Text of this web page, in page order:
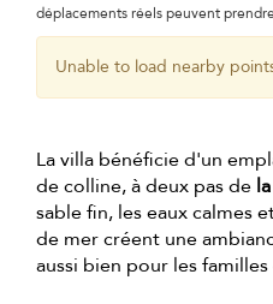
déplacements réels peuvent
Unable to load nearby
La villa bénéficie d'un
de colline, à deux pas de
sable fin, les eaux calmes
de mer créent une
aussi bien pour les